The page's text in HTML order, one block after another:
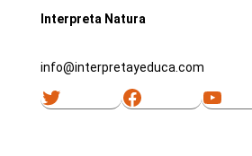
Interpreta Natura
info@interpretayeduca.com
Twitter Facebook